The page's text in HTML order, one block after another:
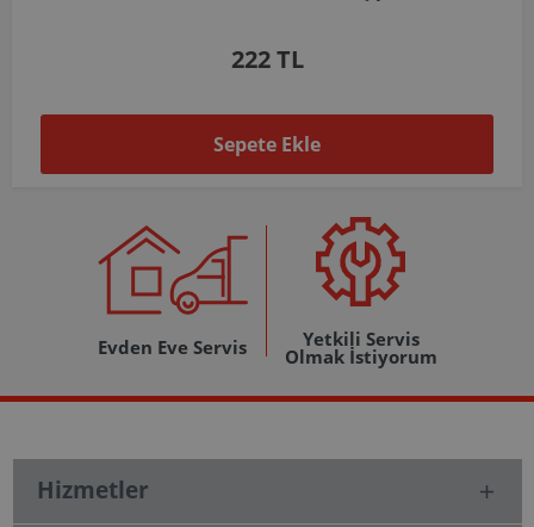
1.037 TL
Sepete Ekle
Evden Eve Servis Yetkili Servis
Olmak İstiyorum
Hizmetler